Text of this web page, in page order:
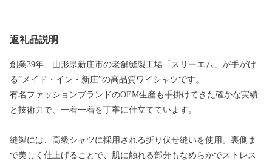
返礼品説明
創業39年、山形県新庄市の老舗縫製工場「スリーエム」が手がけ
る”メイド・イン・新庄”の高品質ワイシャツです。
有名ファッションブランドのOEM生産も手掛けてきた確かな実績
と技術力で、一着一着を丁寧に仕立てています。
縫製には、高級シャツに採用される折り伏せ縫いを使用。裏側ま
で美しく仕上げることで、肌に触れる部分もなめらかでストレス